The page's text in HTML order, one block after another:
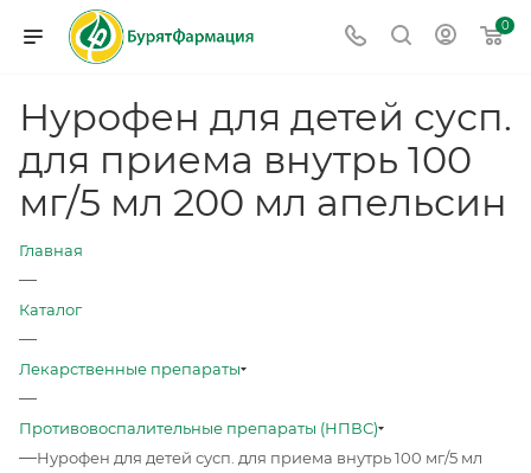
0
Нурофен для детей сусп.
для приема внутрь 100
мг/5 мл 200 мл апельсин
Главная
—
Каталог
—
Лекарственные препараты
—
Противовоспалительные препараты (НПВС)
—Нурофен для детей сусп. для приема внутрь 100 мг/5 мл